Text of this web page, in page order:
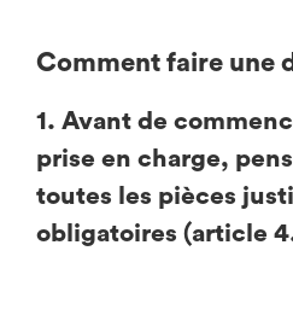
Comment faire une
1. Avant de
prise en charge,
toutes les pièces
obligatoires (article